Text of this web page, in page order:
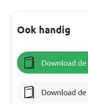
Ook handig
Download
Download